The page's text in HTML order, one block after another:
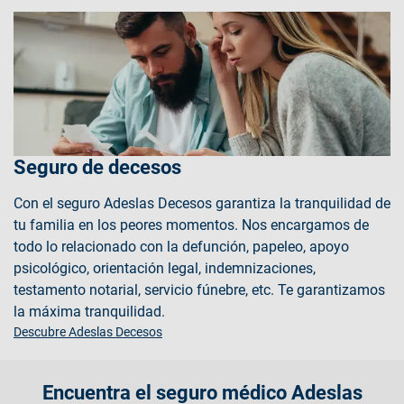
Seguro de decesos
Con el seguro Adeslas Decesos garantiza la tranquilidad de
tu familia en los peores momentos. Nos encargamos de
todo lo relacionado con la defunción, papeleo, apoyo
psicológico, orientación legal, indemnizaciones,
testamento notarial, servicio fúnebre, etc. Te garantizamos
la máxima tranquilidad.
Descubre Adeslas Decesos
Encuentra el seguro médico Adeslas